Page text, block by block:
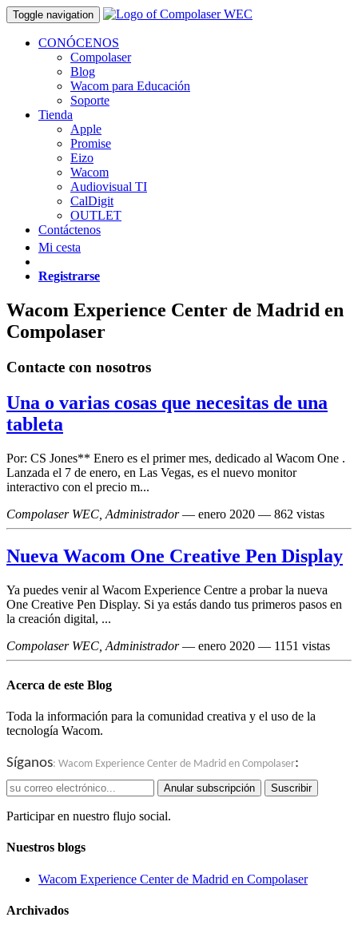
Toggle navigation
CONÓCENOS
Compolaser
Blog
Wacom para Educación
Soporte
Tienda
Apple
Promise
Eizo
Wacom
Audiovisual TI
CalDigit
OUTLET
Contáctenos
Mi cesta
Registrarse
Wacom Experience Center de Madrid en
Compolaser
Contacte con nosotros
Una o varias cosas que necesitas de una
tableta
Por: CS Jones** Enero es el primer mes, dedicado al Wacom One .
Lanzada el 7 de enero, en Las Vegas, es el nuevo monitor
interactivo con el precio m...
Compolaser WEC, Administrador— enero 2020 — 862 vistas
Nueva Wacom One Creative Pen Display
Ya puedes venir al Wacom Experience Centre a probar la nueva
One Creative Pen Display. Si ya estás dando tus primeros pasos en
la creación digital, ...
Compolaser WEC, Administrador— enero 2020 — 1151 vistas
Acerca de este Blog
Toda la información para la comunidad creativa y el uso de la
tecnología Wacom.
Síganos: Wacom Experience Center de Madrid en Compolaser:
Anular subscripción Suscribir
Participar en nuestro flujo social.
Nuestros blogs
Wacom Experience Center de Madrid en Compolaser
Archivados